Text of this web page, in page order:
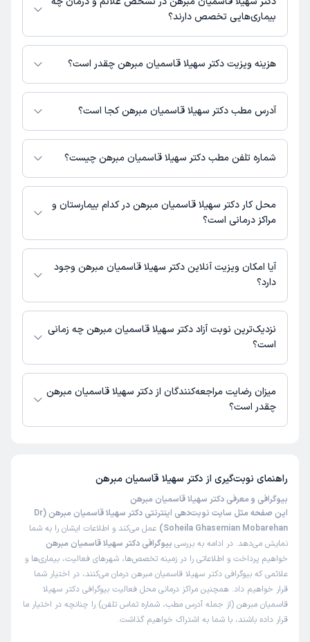
در دکترتو در دسترس باشد
بیماری‌هایی تخصص دارند؟
دکتر سهیلا قاسمیان مبرهن در تشخیص علائم و درمان بیماری‌های مرتبط با
عمومی فعالیت می‌کنند.
هزینه ویزیت دکتر سهیلا قاسمیان مبرهن چقدر است؟
برای اطلاع از هزینه ویزیت دکتر سهیلا قاسمیان مبرهن، لازم است با مطب تماس
بگیرید.آدرس مطب دکتر سهیلا قاسمیان مبرهن کجا است؟
اطلاعات مربوط به آدرس مطب دکتر سهیلا قاسمیان مبرهن در حال حاضر در
دسترس نیست. برای دریافت اطلاعات دقیق‌تر، لطفاً با مطب تماس بگیرید.
شماره تلفن مطب دکتر سهیلا قاسمیان مبرهن چیست؟
شماره تماس مطب دکتر سهیلا قاسمیان مبرهن در حال حاضر در این صفحه ثبت
نشده است.
محل کار دکتر سهیلا قاسمیان مبرهن در کدام بیمارستان و
مراکز درمانی است؟
اطلاعاتی درباره محل فعالیت دکتر سهیلا قاسمیان مبرهن در مراکز درمانی در
دسترس نیست.
آیا امکان ویزیت آنلاین دکتر سهیلا قاسمیان مبرهن وجود
دارد؟
در حال حاضر اطلاعاتی درباره ارائه ویزیت آنلاین توسط دکتر سهیلا قاسمیان
مبرهن در دسترس نیست. برای دریافت اطلاعات دقیق‌تر، لطفاً با مطب تماس
بگیرید.
نزدیک‌ترین نوبت آزاد دکتر سهیلا قاسمیان مبرهن چه زمانی
است؟
زمان نوبت‌دهی و پذیرش بیماران با هماهنگی مطب مشخص می‌شود.
میزان رضایت مراجعه‌کنندگان از دکتر سهیلا قاسمیان مبرهن
چقدر است؟
راهنمای نوبت‌گیری از دکتر سهیلا قاسمیان مبرهن
بیوگرافی و معرفی دکتر سهیلا قاسمیان مبرهن
این صفحه مثل سایت نوبت‌دهی اینترنتی دکتر سهیلا قاسمیان مبرهن (Dr
Soheila Ghasemian Mobarehan)
عمل می‌کند و اطلاعات ایشان را به شما
نمایش می‌دهد. در ادامه به بررسی بیوگرافی دکتر سهیلا قاسمیان مبرهن
خواهیم پرداخت و اطلاعاتی را در زمینه تخصص‌ها، شهرهای فعالیت، بیماری‌ها و
علائمی که بیوگرافی دکتر سهیلا قاسمیان مبرهن درمان می‌کنند، در اختیار شما
قرار خواهیم داد. همچنین مراکز درمانی محل فعالیت بیوگرافی دکتر سهیلا
قاسمیان مبرهن (از جمله آدرس مطب، شماره تماس تلفن) را چنانچه در اختیار ما
قرار داده باشند، با شما به اشتراک خواهیم گذاشت.